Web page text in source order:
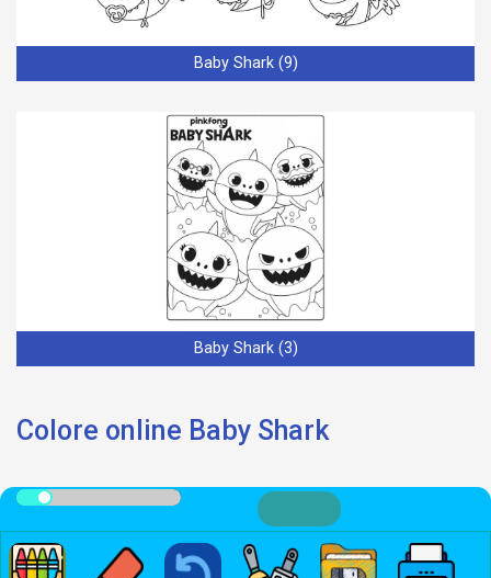
Baby Shark (9)
Baby Shark (3)
Colore online Baby Shark